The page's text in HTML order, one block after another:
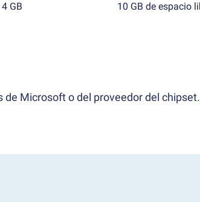
GB 10 GB de espacio
Microsoft o del proveedor del chipset.